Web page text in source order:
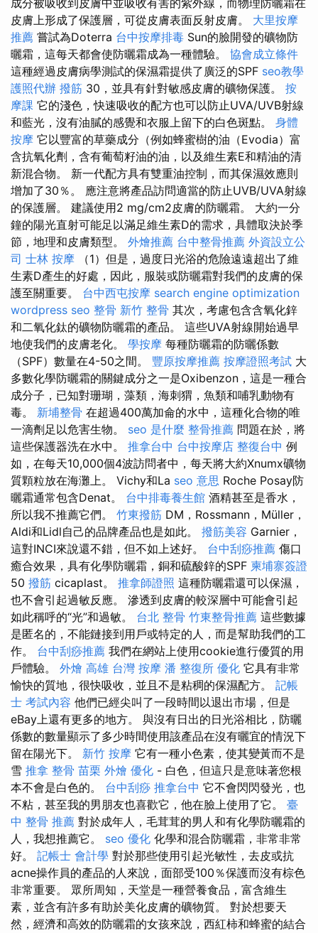
成分被吸收到皮膚中並吸收有害的紫外線，而物理防曬霜在
皮膚上形成了保護層，可從皮膚表面反射皮膚。 大里按摩
推薦 嘗試為Doterra 台中按摩排毒 Sun的臉開發的礦物防
曬霜，這每天都會使防曬霜成為一種體驗。 協會成立條件
這種經過皮膚病學測試的保濕霜提供了廣泛的SPF seo教學
護照代辦 撥筋 30，並具有針對敏感皮膚的礦物保護。 按
摩課 它的淺色，快速吸收的配方也可以防止UVA/UVB射線
和藍光，沒有油膩的感覺和衣服上留下的白色斑點。 身體
按摩 它以豐富的草藥成分（例如蜂蜜樹的油（Evodia）富
含抗氧化劑，含有葡萄籽油的油，以及維生素E和精油的清
新混合物。 新一代配方具有雙重油控制，而其保濕效應則
增加了30％。 應注意將產品訪問適當的防止UVB/UVA射線
的保護層。 建議使用2 mg/cm2皮膚的防曬霜。 大約一分
鐘的陽光直射可能足以滿足維生素D的需求，具體取決於季
節，地理和皮膚類型。 外燴推薦 台中整骨推薦 外資設立公
司 士林 按摩 （1）但是，過度日光浴的危險遠遠超出了維
生素D產生的好處，因此，服裝或防曬霜對我們的皮膚的保
護至關重要。 台中西屯按摩 search engine optimization
wordpress seo 整骨 新竹 整骨 其次，考慮包含含氧化鋅
和二氧化鈦的礦物防曬霜的產品。 這些UVA射線開始過早
地使我們的皮膚老化。 學按摩 每種防曬霜的防曬係數
（SPF）數量在4-50之間。 豐原按摩推薦 按摩證照考試 大
多數化學防曬霜的關鍵成分之一是Oxibenzon，這是一種合
成分子，已知對珊瑚，藻類，海刺猬，魚類和哺乳動物有
毒。 新埔整骨 在超過400萬加侖的水中，這種化合物的唯
一滴劑足以危害生物。 seo 是什麼 整骨推薦 問題在於，將
這些保護器洗在水中。 推拿台中 台中按摩店 整復台中 例
如，在每天10,000個4波訪問者中，每天將大約Xnumx礦物
質顆粒放在海灘上。 Vichy和La seo 意思 Roche Posay防
曬霜通常包含Denat。 台中排毒養生館 酒精甚至是香水，
所以我不推薦它們。 竹東撥筋 DM，Rossmann，Müller，
Aldi和Lidl自己的品牌產品也是如此。 撥筋美容 Garnier，
這對INCI來說還不錯，但不如上述好。 台中刮痧推薦 傷口
癒合效果，具有化學防曬霜，銅和硫酸鋅的SPF 柬埔寨簽證
50 撥筋 cicaplast。 推拿師證照 這種防曬霜還可以保濕，
也不會引起過敏反應。 滲透到皮膚的較深層中可能會引起
如此稱呼的“光”和過敏。 台北 整骨 竹東整骨推薦 這些數據
是匿名的，不能鏈接到用戶或特定的人，而是幫助我們的工
作。 台中刮痧推薦 我們在網站上使用cookie進行優質的用
戶體驗。 外燴 高雄 台灣 按摩 潘 整復所 優化 它具有非常
愉快的質地，很快吸收，並且不是粘稠的保濕配方。 記帳
士 考試內容 他們已經尖叫了一段時間以退出市場，但是
eBay上還有更多的地方。 與沒有日出的日光浴相比，防曬
係數的數量顯示了多少時間使用該產品在沒有曬宜的情況下
留在陽光下。 新竹 按摩 它有一種小色素，使其變黃而不是
雪 推拿 整骨 苗栗 外燴 優化 - 白色，但這只是意味著您根
本不會是白色的。 台中刮痧 推拿台中 它不會閃閃發光，也
不粘，甚至我的男朋友也喜歡它，他在臉上使用了它。 臺
中 整骨 推薦 對於成年人，毛茸茸的男人和有化學防曬霜的
人，我想推薦它。 seo 優化 化學和混合防曬霜，非常非常
好。 記帳士 會計學 對於那些使用引起光敏性，去皮或抗
acne操作員的產品的人來說，面部受100％保護而沒有棕色
非常重要。 眾所周知，天堂是一種營養食品，富含維生
素，並含有許多有助於美化皮膚的礦物質。 對於想要天
然，經濟和高效的防曬霜的女孩來說，西紅柿和蜂蜜的結合